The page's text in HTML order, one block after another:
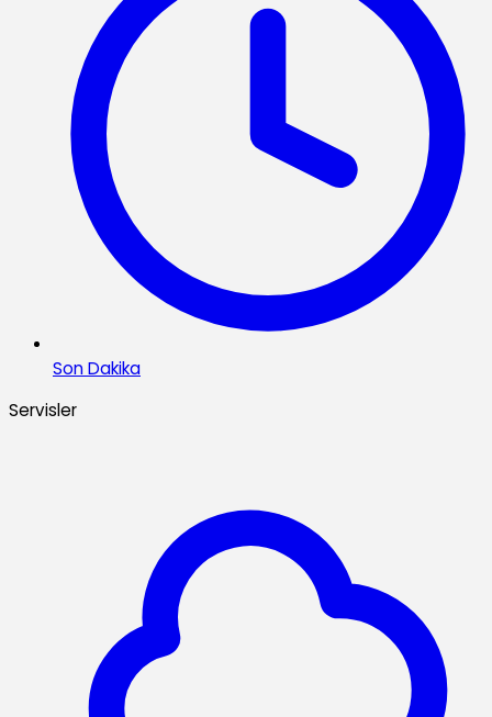
Son Dakika
Servisler